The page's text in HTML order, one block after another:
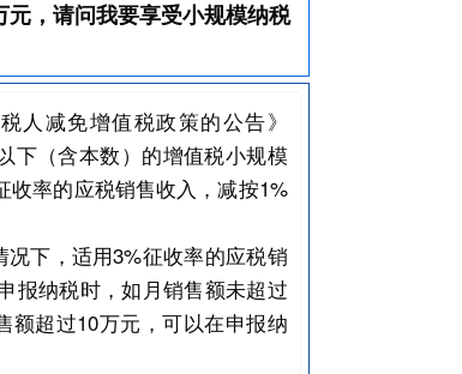
，请问我要享受小规模纳税
人减免增值税政策的公告》
下（含本数）的增值税小规模
收率的应税销售收入，减按1%
下，适用3%征收率的应税销
报纳税时，如月销售额未超过
额超过10万元，可以在申报纳